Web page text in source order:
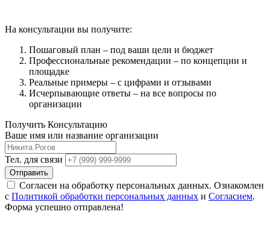
На консультации вы получите:
Пошаговый план – под ваши цели и бюджет
Профессиональные рекомендации – по концепции и
площадке
Реальные примеры – с цифрами и отзывами
Исчерпывающие ответы – на все вопросы по
организации
Получить Консультацию
Ваше имя или название организации
Тел. для связи
Отправить
Согласен на обработку персональных данных. Ознакомлен
с Политикой обработки персональных данных и Согласием.
Форма успешно отправлена!